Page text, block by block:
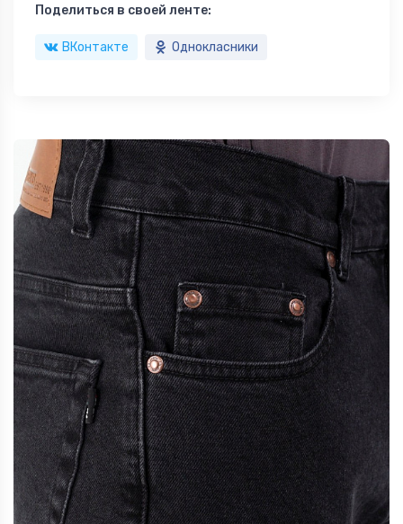
Поделиться в своей ленте:
ВКонтакте Однокласники